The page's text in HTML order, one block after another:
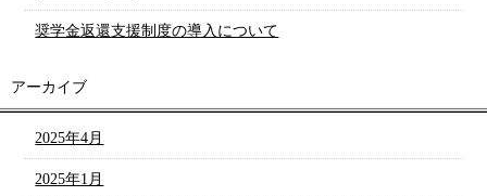
奨学金返還支援制度の導入について
アーカイブ
2025年4月
2025年1月